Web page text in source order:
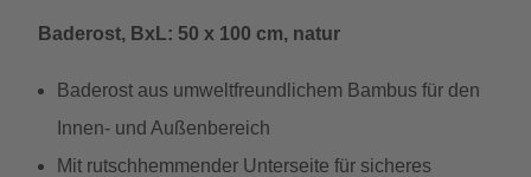
Baderost, BxL: 50 x 100 cm, natur
Baderost aus umweltfreundlichem Bambus für den
Innen- und Außenbereich
Mit rutschhemmender Unterseite für sicheres